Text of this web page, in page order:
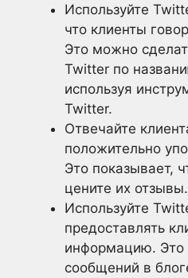
Используйте
что клиенты
Это можно
Twitter по
используя
Twitter.
Отвечайте
положительно
Это показывает,
цените их отзывы.
Используйте
предоставлять
информацию.
сообщений в